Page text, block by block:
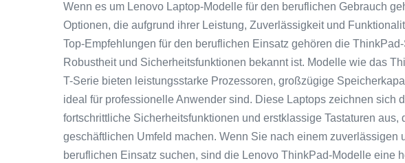
Wenn es um Lenovo Laptop-Modelle für den beruflichen Gebrauch
Optionen, die aufgrund ihrer Leistung, Zuverlässigkeit und
Top-Empfehlungen für den beruflichen Einsatz gehören die
Robustheit und Sicherheitsfunktionen bekannt ist. Modelle wie das
T-Serie bieten leistungsstarke Prozessoren, großzügige
ideal für professionelle Anwender sind. Diese Laptops zeichnen sich
fortschrittliche Sicherheitsfunktionen und erstklassige Tastaturen
geschäftlichen Umfeld machen. Wenn Sie nach einem zuverlässigen
beruflichen Einsatz suchen, sind die Lenovo ThinkPad-Modelle eine